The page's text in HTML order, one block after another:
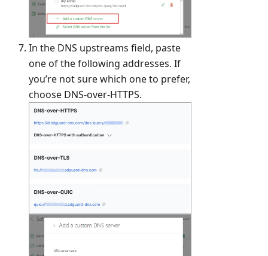
In the DNS upstreams field, paste
one of the following addresses. If
you’re not sure which one to prefer,
choose DNS-over-HTTPS.